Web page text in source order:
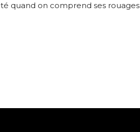
quand on comprend ses rouages